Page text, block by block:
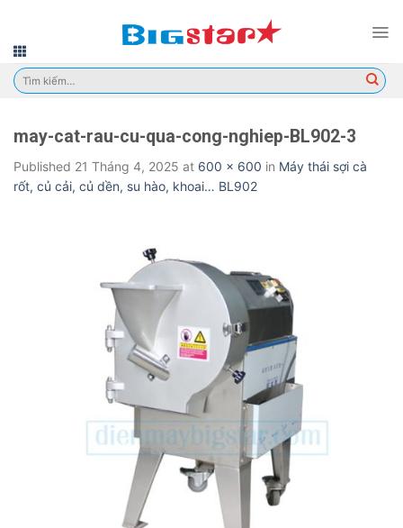
content
Tìm
kiếm:
may-cat-rau-cu-qua-cong-nghiep-BL902-3
Published 21 Tháng 4, 2025 at 600 × 600 in Máy thái sợi cà
rốt, củ cải, củ dền, su hào, khoai… BL902